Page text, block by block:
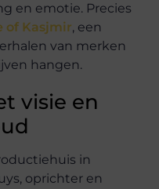
en emotie. Precies
of Kasjmir, een
van merken
hangen.
visie en
in
oprichter en